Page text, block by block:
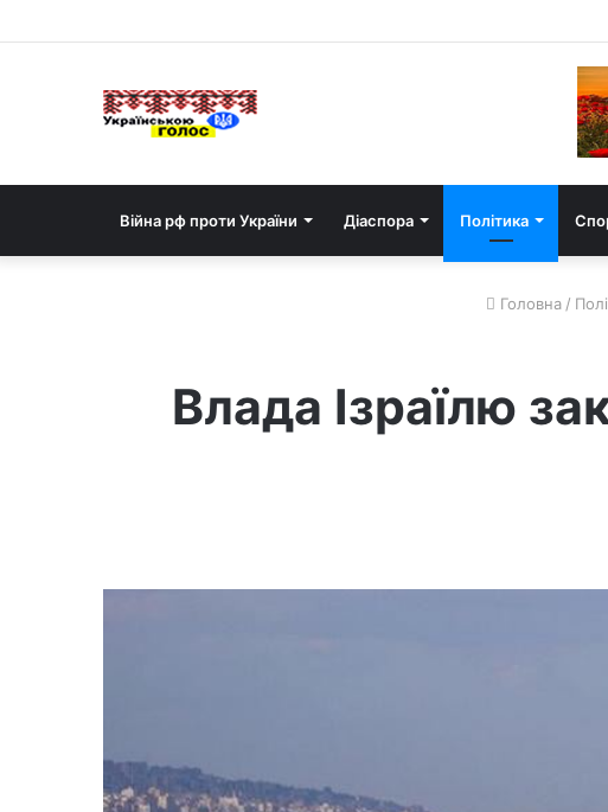
Війна рф проти України Діаспора Політика
Головна /
Влада Ізраїлю